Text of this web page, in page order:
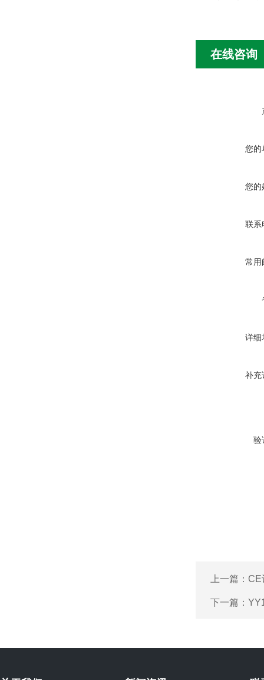
在线咨询
您的
您的
联系
常用
详细
补充
验
上一篇： CE
下一篇：